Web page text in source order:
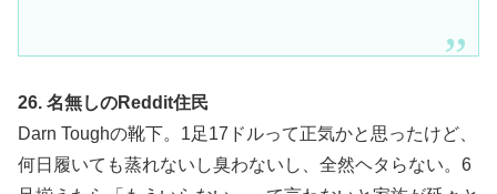
26. 名無しのReddit住民
Darn Toughの靴下。1足17ドルって正気かと思ったけど、
何日履いても蒸れないし臭わないし、全然ヘタらない。6